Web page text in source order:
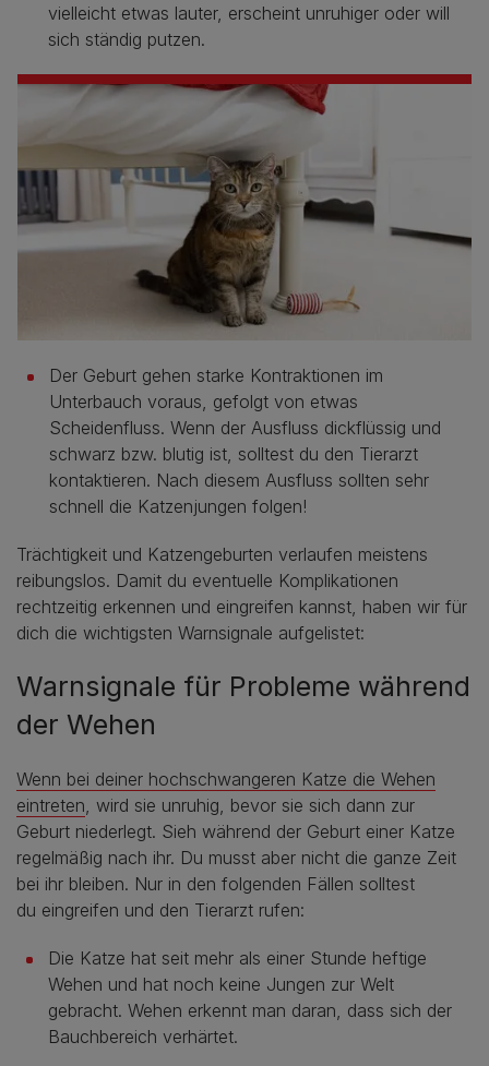
vielleicht etwas lauter, erscheint unruhiger oder will
sich ständig putzen.
Der Geburt gehen starke Kontraktionen im
Unterbauch voraus, gefolgt von etwas
Scheidenfluss. Wenn der Ausfluss dickflüssig und
schwarz bzw. blutig ist, solltest du den Tierarzt
kontaktieren. Nach diesem Ausfluss sollten sehr
schnell die Katzenjungen folgen!
Trächtigkeit und Katzengeburten verlaufen meistens
reibungslos. Damit du eventuelle Komplikationen
rechtzeitig erkennen und eingreifen kannst, haben wir für
dich die wichtigsten Warnsignale aufgelistet:
Warnsignale für Probleme während
der Wehen
Wenn bei deiner hochschwangeren Katze die Wehen
eintreten, wird sie unruhig, bevor sie sich dann zur
Geburt niederlegt. Sieh während der Geburt einer Katze
regelmäßig nach ihr. Du musst aber nicht die ganze Zeit
bei ihr bleiben. Nur in den folgenden Fällen solltest
du eingreifen und den Tierarzt rufen:
Die Katze hat seit mehr als einer Stunde heftige
Wehen und hat noch keine Jungen zur Welt
gebracht. Wehen erkennt man daran, dass sich der
Bauchbereich verhärtet.